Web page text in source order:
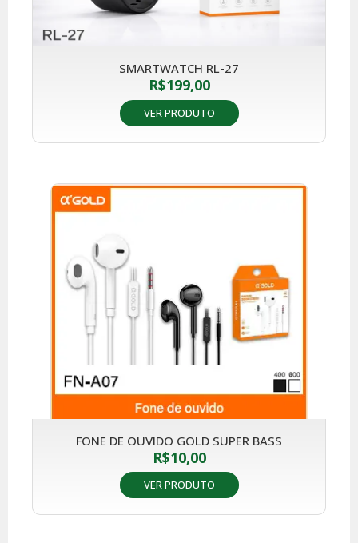
SMARTWATCH RL-27
R$199,00
VER PRODUTO
FONE DE OUVIDO GOLD SUPER BASS
R$10,00
VER PRODUTO